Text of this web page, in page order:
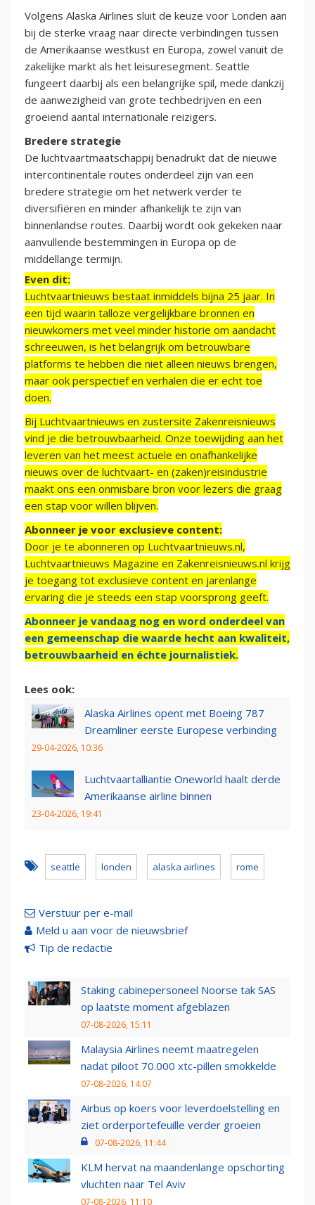
Volgens Alaska Airlines sluit de keuze voor Londen aan
bij de sterke vraag naar directe verbindingen tussen
de Amerikaanse westkust en Europa, zowel vanuit de
zakelijke markt als het leisuresegment. Seattle
fungeert daarbij als een belangrijke spil, mede dankzij
de aanwezigheid van grote techbedrijven en een
groeiend aantal internationale reizigers.
Bredere strategie
De luchtvaartmaatschappij benadrukt dat de nieuwe
intercontinentale routes onderdeel zijn van een
bredere strategie om het netwerk verder te
diversifiëren en minder afhankelijk te zijn van
binnenlandse routes. Daarbij wordt ook gekeken naar
aanvullende bestemmingen in Europa op de
middellange termijn.
Even dit:
Luchtvaartnieuws bestaat inmiddels bijna 25 jaar. In
een tijd waarin talloze vergelijkbare bronnen en
nieuwkomers met veel minder historie om aandacht
schreeuwen, is het belangrijk om betrouwbare
platforms te hebben die niet alleen nieuws brengen,
maar ook perspectief en verhalen die er echt toe
doen.
Bij Luchtvaartnieuws en zustersite Zakenreisnieuws
vind je die betrouwbaarheid. Onze toewijding aan het
leveren van het meest actuele en onafhankelijke
nieuws over de luchtvaart- en (zaken)reisindustrie
maakt ons een onmisbare bron voor lezers die graag
een stap voor willen blijven.
Abonneer je voor exclusieve content:
Door je te abonneren op Luchtvaartnieuws.nl,
Luchtvaartnieuws Magazine en Zakenreisnieuws.nl krijg
je toegang tot exclusieve content en jarenlange
ervaring die je steeds een stap voorsprong geeft.
Abonneer je vandaag nog en word onderdeel van
een gemeenschap die waarde hecht aan kwaliteit,
betrouwbaarheid en échte journalistiek.
Lees ook:
Alaska Airlines opent met Boeing 787
Dreamliner eerste Europese verbinding
29-04-2026, 10:36
Luchtvaartalliantie Oneworld haalt derde
Amerikaanse airline binnen
23-04-2026, 19:41
seattle londen alaska airlines rome
Verstuur per e-mail
Meld u aan voor de nieuwsbrief
Tip de redactie
Staking cabinepersoneel Noorse tak SAS
op laatste moment afgeblazen
07-08-2026, 15:11
Malaysia Airlines neemt maatregelen
nadat piloot 70.000 xtc-pillen smokkelde
07-08-2026, 14:07
Airbus op koers voor leverdoelstelling en
ziet orderportefeuille verder groeien
07-08-2026, 11:44
KLM hervat na maandenlange opschorting
vluchten naar Tel Aviv
07-08-2026, 11:10